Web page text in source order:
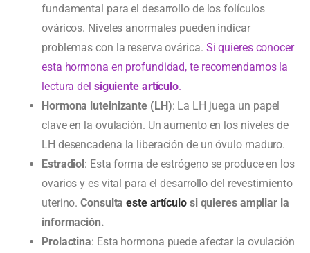
fundamental para el desarrollo de los folículos
ováricos. Niveles anormales pueden indicar
problemas con la reserva ovárica. Si quieres conocer
esta hormona en profundidad, te recomendamos la
lectura del siguiente artículo.
Hormona luteinizante (LH): La LH juega un papel
clave en la ovulación. Un aumento en los niveles de
LH desencadena la liberación de un óvulo maduro.
Estradiol: Esta forma de estrógeno se produce en los
ovarios y es vital para el desarrollo del revestimiento
uterino.Consultaeste artículosi quieres ampliar la
información.
Prolactina: Esta hormona puede afectar la ovulación